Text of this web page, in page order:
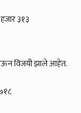
३१३
विजयी झाले आहेत.